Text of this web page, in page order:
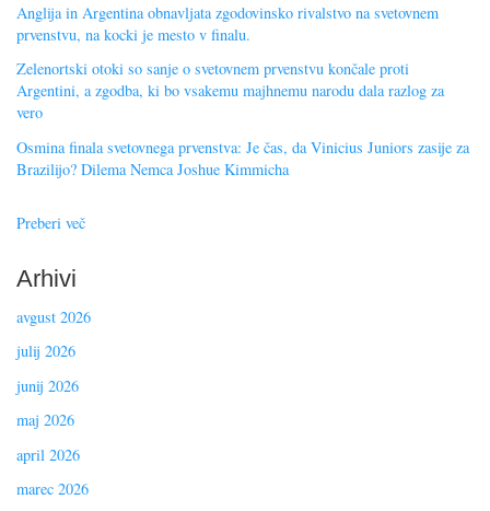
Anglija in Argentina obnavljata zgodovinsko rivalstvo na svetovnem
prvenstvu, na kocki je mesto v finalu.
Zelenortski otoki so sanje o svetovnem prvenstvu končale proti
Argentini, a zgodba, ki bo vsakemu majhnemu narodu dala razlog za
vero
Osmina finala svetovnega prvenstva: Je čas, da Vinicius Juniors zasije za
Brazilijo? Dilema Nemca Joshue Kimmicha
Preberi več
Arhivi
avgust 2026
julij 2026
junij 2026
maj 2026
april 2026
marec 2026